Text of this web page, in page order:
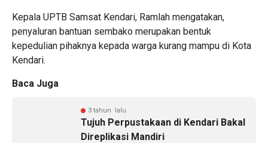
Kepala UPTB Samsat Kendari, Ramlah mengatakan,
penyaluran bantuan sembako merupakan bentuk
kepedulian pihaknya kepada warga kurang mampu di Kota
Kendari.
Baca Juga
3 tahun lalu
Tujuh Perpustakaan di Kendari Bakal
Direplikasi Mandiri